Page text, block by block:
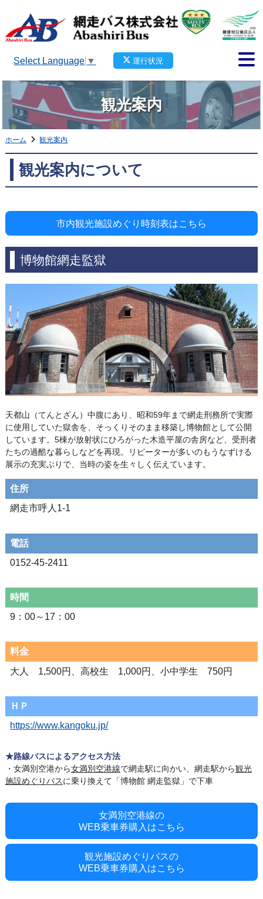
Select Language ▼ 運行状況
観光案内
ホーム 観光案内
観光案内について
市内観光施設めぐり時刻表はこちら
博物館網走監獄
天都山（てんとざん）中腹にあり、昭和59年まで網走刑務所で実際
に使用していた獄舎を、そっくりそのまま移築し博物館として公開
しています。5棟が放射状にひろがった木造平屋の舎房など、受刑者
たちの過酷な暮らしなどを再現。リピーターが多いのもうなずける
展示の充実ぶりで、当時の姿を生々しく伝えています。
住所
網走市呼人1-1
電話
0152-45-2411
時間
9：00～17：00
料金
大人 1,500円、高校生 1,000円、小中学生 750円
ＨＰ
https://www.kangoku.jp/
★路線バスによるアクセス方法
・女満別空港から女満別空港線で網走駅に向かい、網走駅から観光
施設めぐりバスに乗り換えて「博物館 網走監獄」で下車
女満別空港線の
WEB乗車券購入はこちら
観光施設めぐりバスの
WEB乗車券購入はこちら